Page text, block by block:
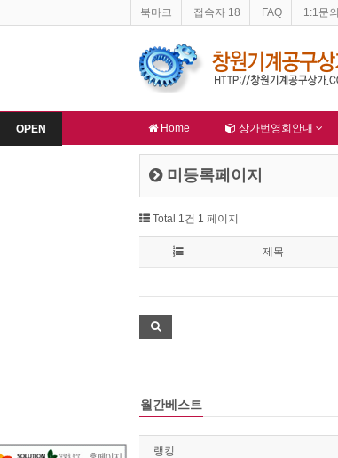
OPEN
북마크 접속자 18 FAQ 1:1문의
알림 창원기계공구상가 홈페이지 네이버 등록완료
Home 상가번영회안내
미등록페이지
Total 1건 1 페이지
제목
월간베스트
랭킹